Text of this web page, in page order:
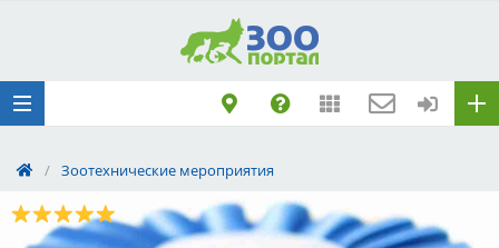
/ Зоотехнические мероприятия
метрики